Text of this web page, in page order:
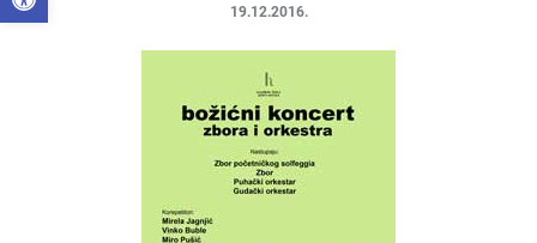
19.12.2016.